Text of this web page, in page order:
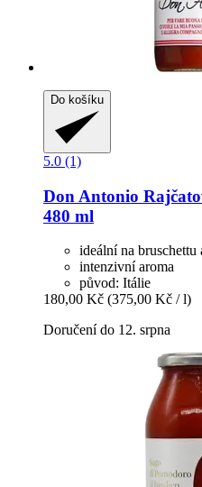
Do košíku
5.0 (1)
Don Antonio
480 ml
ideální na bruschettu
intenzivní aroma
původ: Itálie
180,00 Kč (375,00 Kč / l)
Doručení do 12. srpna